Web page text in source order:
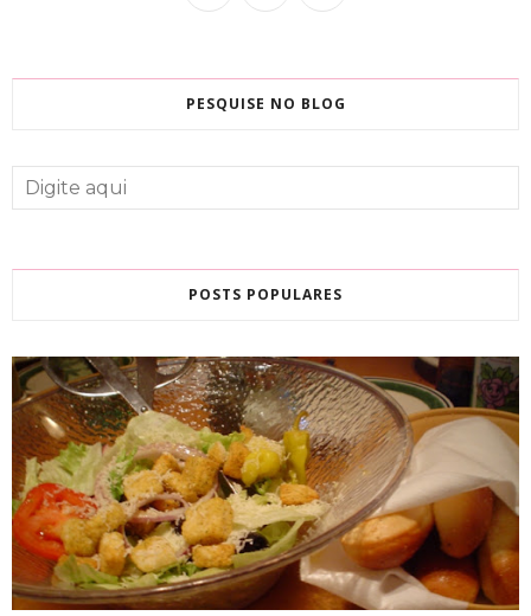
PESQUISE NO BLOG
POSTS POPULARES